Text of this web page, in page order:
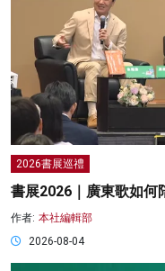
2026書展巡禮
書展2026｜廣東歌如何
作者: 本社編輯部
2026-08-04